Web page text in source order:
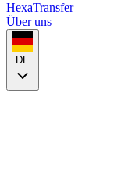
HexaTransfer
Über uns
DE